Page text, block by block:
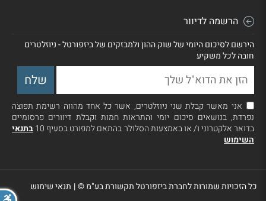
הרשמה לדיוור
הירשם לסיכום היומי של שוק ההון ולמבזקים של ביזפורטל - ניוזלטרים
חובה לכל משקיע
אני מאשר קבלת שני ניוזלטרים, אשר כל אחד מהווה רשימת תפוצה
נפרדת, בנושאים סיכום יומי והתראות חמות וקבלת דיוורים פרסומיים
בדואר אלקטרוני ו/ או באמצעות הסלולר בהתאם למפורט בסעיף 10
בתנאי
השימוש
כל הזכויות שמורות לחברת ביזפורטל תקשורת בע"מ ©| תנאי שימוש